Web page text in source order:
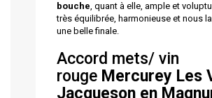
bouche, quant à elle, ample et
très équilibrée, harmonieuse et nous
une belle finale.
Accord mets/ vin
rouge Mercurey Les
Jacqueson en